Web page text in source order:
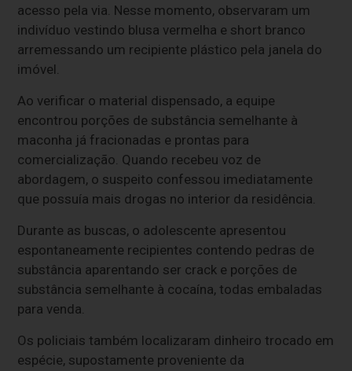
acesso pela via. Nesse momento, observaram um
indivíduo vestindo blusa vermelha e short branco
arremessando um recipiente plástico pela janela do
imóvel.
Ao verificar o material dispensado, a equipe
encontrou porções de substância semelhante à
maconha já fracionadas e prontas para
comercialização. Quando recebeu voz de
abordagem, o suspeito confessou imediatamente
que possuía mais drogas no interior da residência.
Durante as buscas, o adolescente apresentou
espontaneamente recipientes contendo pedras de
substância aparentando ser crack e porções de
substância semelhante à cocaína, todas embaladas
para venda.
Os policiais também localizaram dinheiro trocado em
espécie, supostamente proveniente da